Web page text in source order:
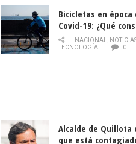
Bicicletas en época
Covid-19: ¿Qué
momento de
NACIONAL,
TECNOLOGÍA
0
Alcalde de Quillota
que está